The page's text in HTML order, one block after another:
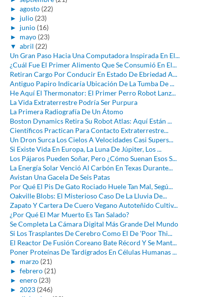
► agosto (22)
► julio (23)
► junio (16)
► mayo (23)
▼ abril (22)
Un Gran Paso Hacia Una Computadora Inspirada En El...
¿Cuál Fue El Primer Alimento Que Se Consumió En El...
Retiran Cargo Por Conducir En Estado De Ebriedad A...
Antiguo Papiro Indicaría Ubicación De La Tumba De ...
He Aquí El Thermonator: El Primer Perro Robot Lanz...
La Vida Extraterrestre Podría Ser Purpura
La Primera Radiografía De Un Átomo
Boston Dynamics Retira Su Robot Atlas: Aquí Están ...
Científicos Practican Para Contacto Extraterrestre...
Un Dron Surca Los Cielos A Velocidades Casi Supers...
Si Existe Vida En Europa, La Luna De Júpiter, Los ...
Los Pájaros Pueden Soñar, Pero ¿Cómo Suenan Esos S...
La Energía Solar Venció Al Carbón En Texas Durante...
Avistan Una Gacela De Seis Patas
Por Qué El Pis De Gato Rociado Huele Tan Mal, Segú...
Oakville Blobs: El Misterioso Caso De La Lluvia De...
Zapato Y Cartera De Cuero Vegano Autoteñido Cultiv...
¿Por Qué El Mar Muerto Es Tan Salado?
Se Completa La Cámara Digital Más Grande Del Mundo
Si Los Trasplantes De Cerebro Como El De 'Poor Thi...
El Reactor De Fusión Coreano Bate Récord Y Se Mant...
Poner Proteínas De Tardígrados En Células Humanas ...
► marzo (21)
► febrero (21)
► enero (23)
► 2023 (246)